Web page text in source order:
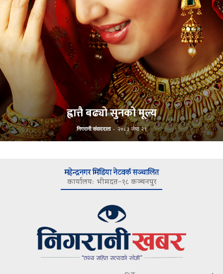
ह्वात्तै बढ्यो सुनको मूल्य
निगरानी संवाददाता - २०८३ जेष्ठ २९
महेन्द्रनगर मिडिया नेटवर्क सञ्चालित
कार्यालयः भीमदत्त–१८ कञ्चनपुर